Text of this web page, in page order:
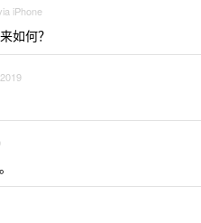
iPhone
如何？